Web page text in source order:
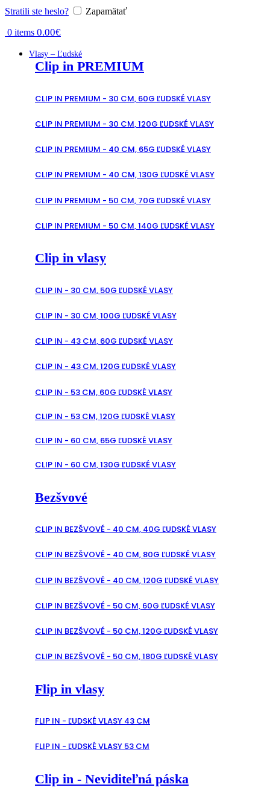
Stratili ste heslo? Zapamätať
0 items 0.00€
Vlasy – Ľudské
Clip in PREMIUM
CLIP IN PREMIUM - 30 CM, 60G ĽUDSKÉ VLASY
CLIP IN PREMIUM - 30 CM, 120G ĽUDSKÉ VLASY
CLIP IN PREMIUM - 40 CM, 65G ĽUDSKÉ VLASY
CLIP IN PREMIUM - 40 CM, 130G ĽUDSKÉ VLASY
CLIP IN PREMIUM - 50 CM, 70G ĽUDSKÉ VLASY
CLIP IN PREMIUM - 50 CM, 140G ĽUDSKÉ VLASY
Clip in vlasy
CLIP IN - 30 CM, 50G ĽUDSKÉ VLASY
CLIP IN - 30 CM, 100G ĽUDSKÉ VLASY
CLIP IN - 43 CM, 60G ĽUDSKÉ VLASY
CLIP IN - 43 CM, 120G ĽUDSKÉ VLASY
CLIP IN - 53 CM, 60G ĽUDSKÉ VLASY
CLIP IN - 53 CM, 120G ĽUDSKÉ VLASY
CLIP IN - 60 CM, 65G ĽUDSKÉ VLASY
CLIP IN - 60 CM, 130G ĽUDSKÉ VLASY
Bezšvové
CLIP IN BEZŠVOVÉ - 40 CM, 40G ĽUDSKÉ VLASY
CLIP IN BEZŠVOVÉ - 40 CM, 80G ĽUDSKÉ VLASY
CLIP IN BEZŠVOVÉ - 40 CM, 120G ĽUDSKÉ VLASY
CLIP IN BEZŠVOVÉ - 50 CM, 60G ĽUDSKÉ VLASY
CLIP IN BEZŠVOVÉ - 50 CM, 120G ĽUDSKÉ VLASY
CLIP IN BEZŠVOVÉ - 50 CM, 180G ĽUDSKÉ VLASY
Flip in vlasy
FLIP IN - ĽUDSKÉ VLASY 43 CM
FLIP IN - ĽUDSKÉ VLASY 53 CM
Clip in - Neviditeľná páska